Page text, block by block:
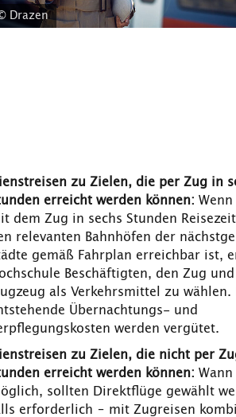
Drazen
zu Zielen, die per Zug in
erreicht werden können: Wenn
dem Zug in sechs Stunden
relevanten Bahnhöfen der
gemäß Fahrplan erreichbar ist,
Beschäftigten, den Zug
als Verkehrsmittel zu wählen.
Übernachtungs- und
werden vergütet.
zu Zielen, die nicht per
erreicht werden können:
sollten Direktflüge gewählt
erforderlich – mit Zugreisen